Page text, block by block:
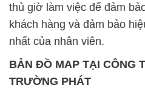
thủ giờ làm việc để đảm
khách hàng và đảm bảo
nhất của nhân viên.
BẢN ĐỒ MAP TẠI CÔNG
TRƯỜNG PHÁT